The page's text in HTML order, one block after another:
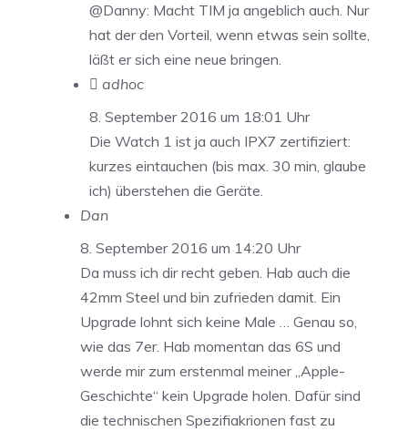
@Danny: Macht TIM ja angeblich auch. Nur
hat der den Vorteil, wenn etwas sein sollte,
läßt er sich eine neue bringen.
 adhoc
8. September 2016 um 18:01 Uhr
Die Watch 1 ist ja auch IPX7 zertifiziert:
kurzes eintauchen (bis max. 30 min, glaube
ich) überstehen die Geräte.
Dan
8. September 2016 um 14:20 Uhr
Da muss ich dir recht geben. Hab auch die
42mm Steel und bin zufrieden damit. Ein
Upgrade lohnt sich keine Male … Genau so,
wie das 7er. Hab momentan das 6S und
werde mir zum erstenmal meiner „Apple-
Geschichte“ kein Upgrade holen. Dafür sind
die technischen Spezifiakrionen fast zu